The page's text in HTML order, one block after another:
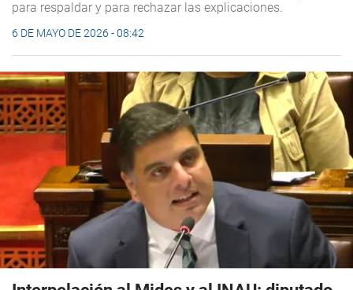
para respaldar y para rechazar las explicaciones.
6 DE MAYO DE 2026 - 08:42